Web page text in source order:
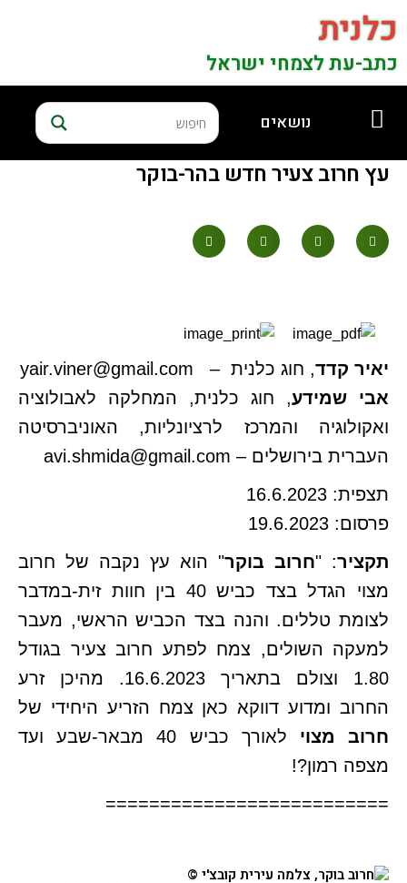
כלנית
כתב-עת לצמחי ישראל
נושאים
עץ חרוב צעיר חדש בהר-בוקר
יאיר קדד, חוג כלנית –
yair.viner@gmail.com
אבי שמידע, חוג כלנית, המחלקה לאבולוציה
ואקולוגיה והמרכז לרציונליות, האוניברסיטה
העברית בירושלים – avi.shmida@gmail.com
תצפית: 16.6.2023
פרסום: 19.6.2023
תקציר: "חרוב בוקר" הוא עץ נקבה של חרוב
מצוי הגדל בצד כביש 40 בין חוות זית-במדבר
לצומת טללים. והנה בצד הכביש הראשי, מעבר
למעקה השולים, צמח לפתע חרוב צעיר בגודל
1.80 וצולם בתאריך 16.6.2023. מהיכן זרע
החרוב ומדוע דווקא כאן צמח הזריע היחידי של
חרוב מצוי
לאורך כביש 40 מבאר-שבע ועד
מצפה רמון?!
==========================